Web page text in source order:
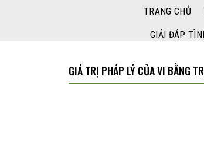
TRANG CHỦ
GIẢI ĐÁP
GIÁ TRỊ PHÁP LÝ CỦA VI BẰNG